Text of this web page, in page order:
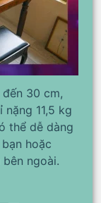
30 cm,
11,5 kg
thể dễ dàng
hoặc
ngoài.